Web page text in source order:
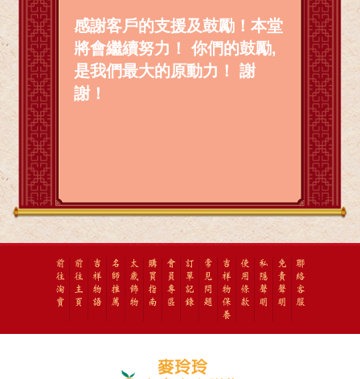
感謝客戶的支援及鼓勵！本堂
將會繼續努力！ 你們的鼓勵,
是我們最大的原動力！ 謝
謝！
前
往
淘
寶
前
往
主
頁
吉
祥
物
語
名
師
推
薦
太
歲
飾
物
購
買
指
南
會
員
專
區
訂
單
記
錄
常
見
問
題
吉
祥
物
保
養
使
用
條
款
私
隱
聲
明
免
責
聲
明
聯
絡
客
服